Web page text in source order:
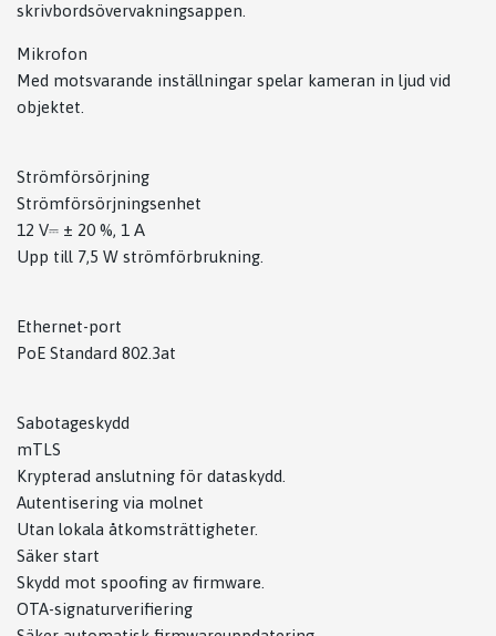
skrivbordsövervakningsappen.
Mikrofon
Med motsvarande inställningar spelar kameran in ljud vid
objektet.
Strömförsörjning
Strömförsörjningsenhet
12 V⎓ ± 20 %, 1 А
Upp till 7,5 W strömförbrukning.
Ethernet-port
PoE Standard 802.3at
Sabotageskydd
mTLS
Krypterad anslutning för dataskydd.
Autentisering via molnet
Utan lokala åtkomsträttigheter.
Säker start
Skydd mot spoofing av firmware.
OTA-signaturverifiering